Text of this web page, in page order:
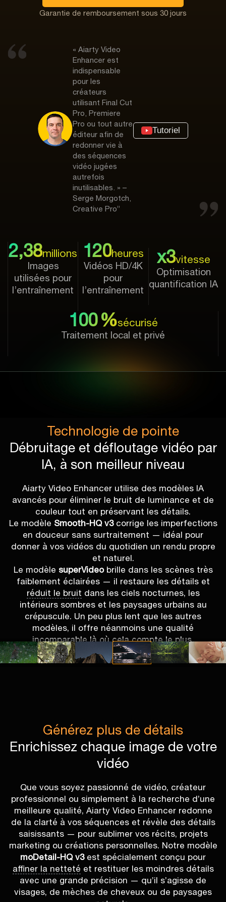
Garantie de remboursement sous 30 jours
« Aiarty Video
Enhancer est
indispensable
pour les
créateurs
utilisant Final Cut
Pro, Premiere
Pro ou tout autre
éditeur afin de
redonner vie à
des séquences
vidéo jugées
autrefois
inutilisables. » –
Serge Morgotch,
Creative Pro”
Tutoriel
2,38millions
Images
utilisées pour
l’entraînement
120heures
Vidéos HD/4K
pour
l’entraînement
x3vitesse
Optimisation
quantification IA
100 %sécurisé
Traitement local et privé
Technologie de pointe
Débruitage et défloutage vidéo par
IA, à son meilleur niveau
Aiarty Video Enhancer utilise des modèles IA
avancés pour éliminer le bruit de luminance et de
couleur tout en préservant les détails.
Le modèle Smooth-HQ v3corrige les imperfections
en douceur sans surtraitement — idéal pour
donner à vos vidéos du quotidien un rendu propre
et naturel.
Le modèle superVideobrille dans les scènes très
faiblement éclairées — il restaure les détails et
réduit le bruit dans les ciels nocturnes, les
intérieurs sombres et les paysages urbains au
crépuscule. Un peu plus lent que les autres
modèles, il offre néanmoins une qualité
incomparable là où cela compte le plus.
Générez plus de détails
Enrichissez chaque image de votre
vidéo
Que vous soyez passionné de vidéo, créateur
professionnel ou simplement à la recherche d’une
meilleure qualité, Aiarty Video Enhancer redonne
de la clarté à vos séquences et révèle des détails
saisissants — pour sublimer vos récits, projets
marketing ou créations personnelles. Notre modèle
moDetail-HQ v3est spécialement conçu pour
affiner la netteté et restituer les moindres détails
avec une grande précision — qu’il s’agisse de
visages, de mèches de cheveux ou de paysages